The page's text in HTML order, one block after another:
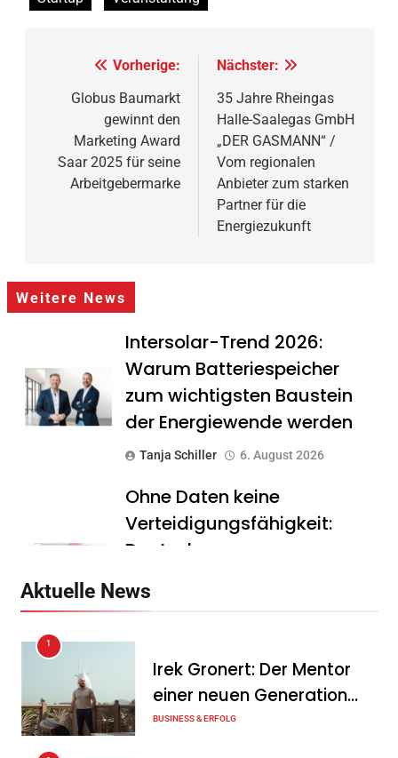
Beitragsnavigation
Vorherige:
Globus Baumarkt
gewinnt den
Marketing Award
Saar 2025 für seine
Arbeitgebermarke
Nächster:
35 Jahre Rheingas
Halle-Saalegas GmbH
„DER GASMANN“ /
Vom regionalen
Anbieter zum starken
Partner für die
Energiezukunft
Weitere News
Intersolar-Trend 2026:
Warum Batteriespeicher
zum wichtigsten Baustein
der Energiewende werden
Tanja Schiller 6. August 2026
Ohne Daten keine
Verteidigungsfähigkeit:
Deutsche
zunächst in ihr digitales
Tanja Schiller 6. August 2026
Zu viel Arbeit, zu wenig Zeit:
Warum kleine Unternehmen
Aktuelle News
1
Irek Gronert: Der Mentor
einer neuen Generation
von Unternehmern
BUSINESS & ERFOLG